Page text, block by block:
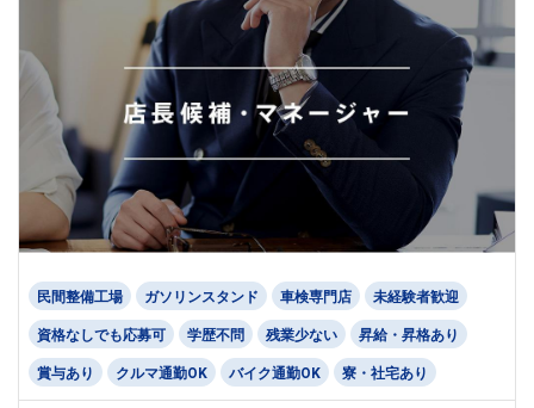
民間整備工場 ガソリンスタンド 車検専門店 未経験者歓迎
資格なしでも応募可 学歴不問 残業少ない 昇給・昇格あり
賞与あり クルマ通勤OK バイク通勤OK 寮・社宅あり